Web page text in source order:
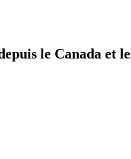
le Canada et